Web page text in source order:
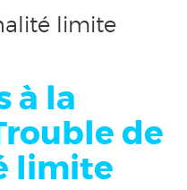
limite
à la
de
limite